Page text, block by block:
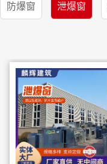
防爆窗 泄爆窗